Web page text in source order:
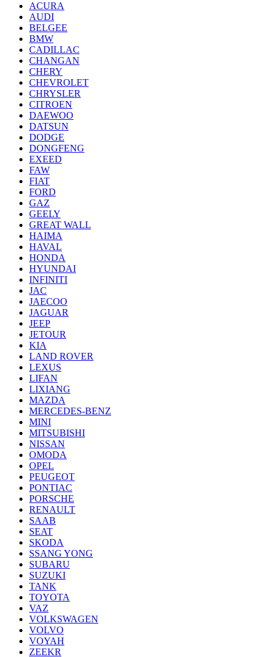
ACURA
AUDI
BELGEE
BMW
CADILLAC
CHANGAN
CHERY
CHEVROLET
CHRYSLER
CITROEN
DAEWOO
DATSUN
DODGE
DONGFENG
EXEED
FAW
FIAT
FORD
GAZ
GEELY
GREAT WALL
HAIMA
HAVAL
HONDA
HYUNDAI
INFINITI
JAC
JAECOO
JAGUAR
JEEP
JETOUR
KIA
LAND ROVER
LEXUS
LIFAN
LIXIANG
MAZDA
MERCEDES-BENZ
MINI
MITSUBISHI
NISSAN
OMODA
OPEL
PEUGEOT
PONTIAC
PORSCHE
RENAULT
SAAB
SEAT
SKODA
SSANG YONG
SUBARU
SUZUKI
TANK
TOYOTA
VAZ
VOLKSWAGEN
VOLVO
VOYAH
ZEEKR